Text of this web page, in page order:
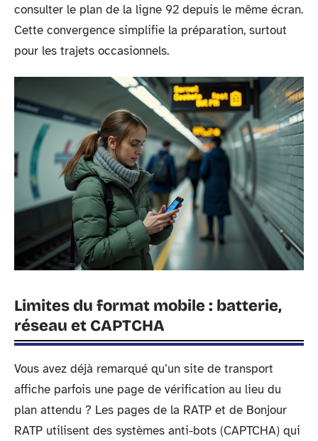
consulter le plan de la ligne 92 depuis le même écran.
Cette convergence simplifie la préparation, surtout
pour les trajets occasionnels.
Limites du format mobile : batterie,
réseau et CAPTCHA
Vous avez déjà remarqué qu’un site de transport
affiche parfois une page de vérification au lieu du
plan attendu ? Les pages de la RATP et de Bonjour
RATP utilisent des systèmes anti-bots (CAPTCHA) qui